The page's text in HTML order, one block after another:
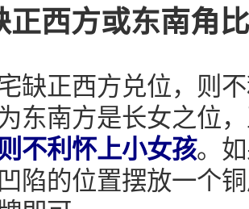
正西方或东南角
缺正西方兑位，则
东南方是长女之位
不利怀上小女孩。
陷的位置摆放一个